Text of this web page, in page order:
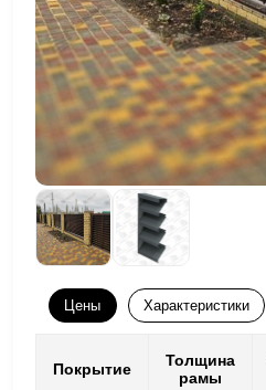
Цены Характеристики
Покрытие
Толщина
рамы